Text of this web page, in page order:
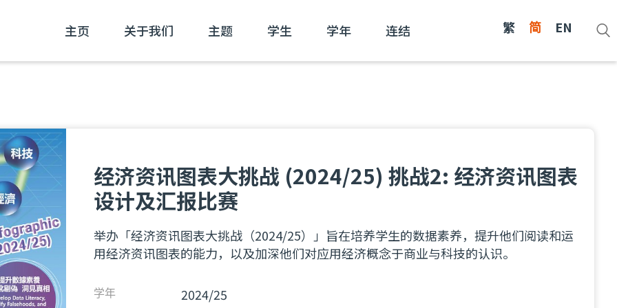
主页 关于我们 主题 学生 学年 连结 繁 简 EN
经济资讯图表大挑战 (2024/25) 挑战2: 经济资讯图表
设计及汇报比赛
举办「经济资讯图表大挑战（2024/25）」旨在培养学生的数据素养，提升他们阅读和运
用经济资讯图表的能力，以及加深他们对应用经济概念于商业与科技的认识。
学年 2024/25